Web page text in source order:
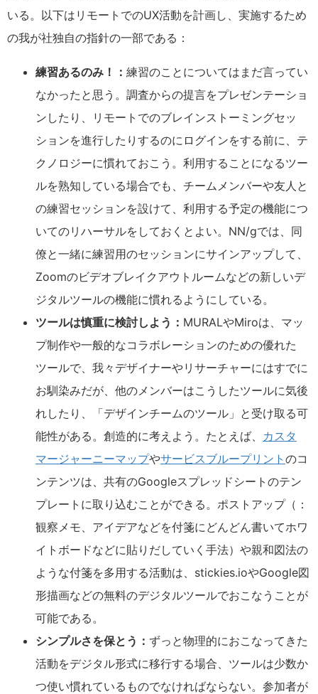
いる。以下はリモートでのUX活動を計画し、実施するため
の我が社独自の指針の一部である：
練習あるのみ！： 練習のことについてはまだ言ってい
なかったと思う。調査からの提言をプレゼンテーショ
ンしたり、リモートでのブレインストーミングセッ
ションを進行したりするのにログインをする前に、テ
クノロジーに慣れておこう。利用することになるツー
ルを熟知している場合でも、チームメンバーや友人と
の練習セッションを設けて、利用する予定の機能につ
いてのリハーサルをしておくとよい。NN/gでは、同
僚と一緒に練習用のセッションにサインアップして、
Zoomのビデオブレイクアウトルームなどの新しいデ
ジタルツールの機能に慣れるようにしている。
ツールは慎重に検討しよう： MURALやMiroは、マッ
プ制作や一般的なコラボレーションのための優れた
ツールで、我々デザイナーやリサーチャーにはすでに
お馴染みだが、他のメンバーはこうしたツールに気後
れしたり、「デザインチームのツール」と受け取る可
能性がある。創造的に考えよう。たとえば、 カスタ
マージャーニーマップやサービスブループリント のコ
ンテンツは、共有のGoogleスプレッドシートのテン
プレートに取り込むことができる。ポストアップ（：
観察メモ、アイデアなどを付箋にどんどん書いてホワ
イトボードなどに貼りだしていく手法）や親和図法の
ような付箋を多用する活動は、stickies.ioやGoogle図
形描画などの無料のデジタルツールでおこなうことが
可能である。
シンプルさを保とう： ずっと物理的におこなってきた
活動をデジタル形式に移行する場合、ツールは少数か
つ使い慣れているものでなければならない。参加者が